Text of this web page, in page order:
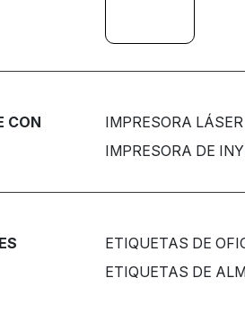
CON
IMPRESORA LÁSER
IMPRESORA DE
ETIQUETAS DE
ETIQUETAS DE